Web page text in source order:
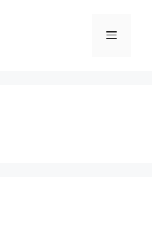
Menu